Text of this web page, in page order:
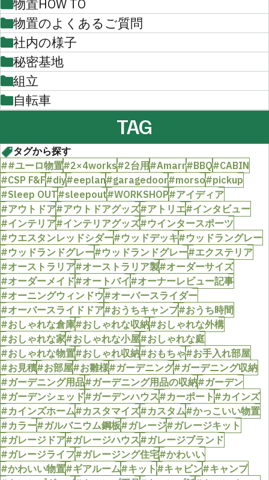
物置HOW TO
物置のよくあるご質問
社内の様子
秘密基地
組立
自転車
TAG
タグから探す
##ユーロ物置#2×4works#2台用#Amarr#BBQ#CABIN
#CSP F&F#diy#eeplan#garagedoor#morso#pickup
#Sleep OUT#sleepout#WORKSHOP#アイディア
#アウトドア#アウトドアグッズ#アトリエ#インタビュー
#インテリア#インテリアグッズ#ウインタースポーツ
#ウエスタンレッドシダー#ウッドデッキ#ウッドラングレー
#ウッドランドグレー#ウッドランドグレー#エクステリア
#オーストラリア#オーストラリア製#オーダーサイズ
#オーダーメイド#オートバイ#オーナーレビュー記事
#オーニングウィンドウ#オーバースライダー
#オーバースライドドア#おうちキャンプ#おうち時間
#おしゃれな倉庫#おしゃれな収納#おしゃれな外構
#おしゃれな家#おしゃれな小屋#おしゃれな庭
#おしゃれな物置#おしゃれ収納#おもちゃ#お手入れ部屋
#お見積#お部屋#お雛様#ガーデニング#ガーデニング収納
#ガーデニング用品#ガーデニング用品の収納#ガーデン
#ガーデンシェッド#ガーデンハウス#カーポート#カインズ
#カインズホーム#カスタマイズ#カスタム#かっこいい物置
#カラー#ガルバニウム鋼板#ガレージ#ガレージキット
#ガレージドア#ガレージハウス#ガレージブランド
#ガレージライフ#ガレージング住宅#かわいい
#かわいい物置#ギアルーム#キット#キャビン#キャンプ